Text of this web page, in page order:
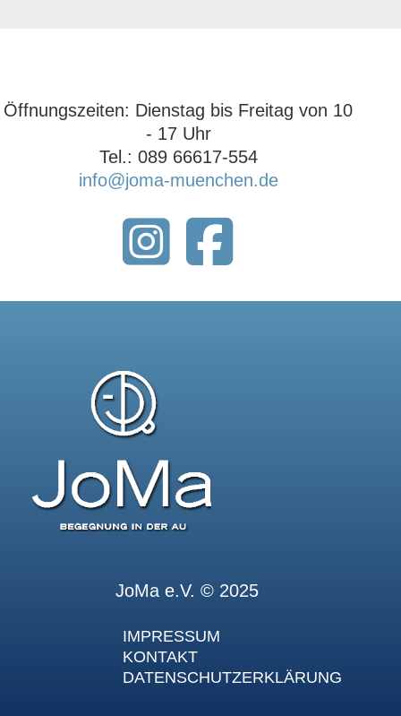
Öffnungszeiten: ‍Dienstag bis Freitag von 10
- 17 Uhr‍
Tel.: 089 66617-554
info@joma-muenchen.de
JoMa e.V. © 2025
IMPRESSUM
KONTAKT
DATENSCHUTZERKLÄRUNG